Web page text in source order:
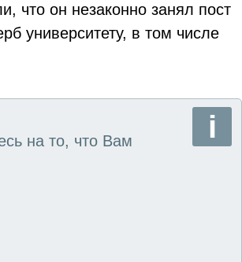
что он незаконно занял пост
университету, в том числе
на то, что Вам